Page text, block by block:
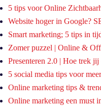
5 tips voor Online
Website hoger in Google?
Smart marketing; 5 tips in
Zomer puzzel | Online &
Presenteren 2.0 | Hoe trek
5 social media tips voor
Online marketing tips &
Online marketing een must